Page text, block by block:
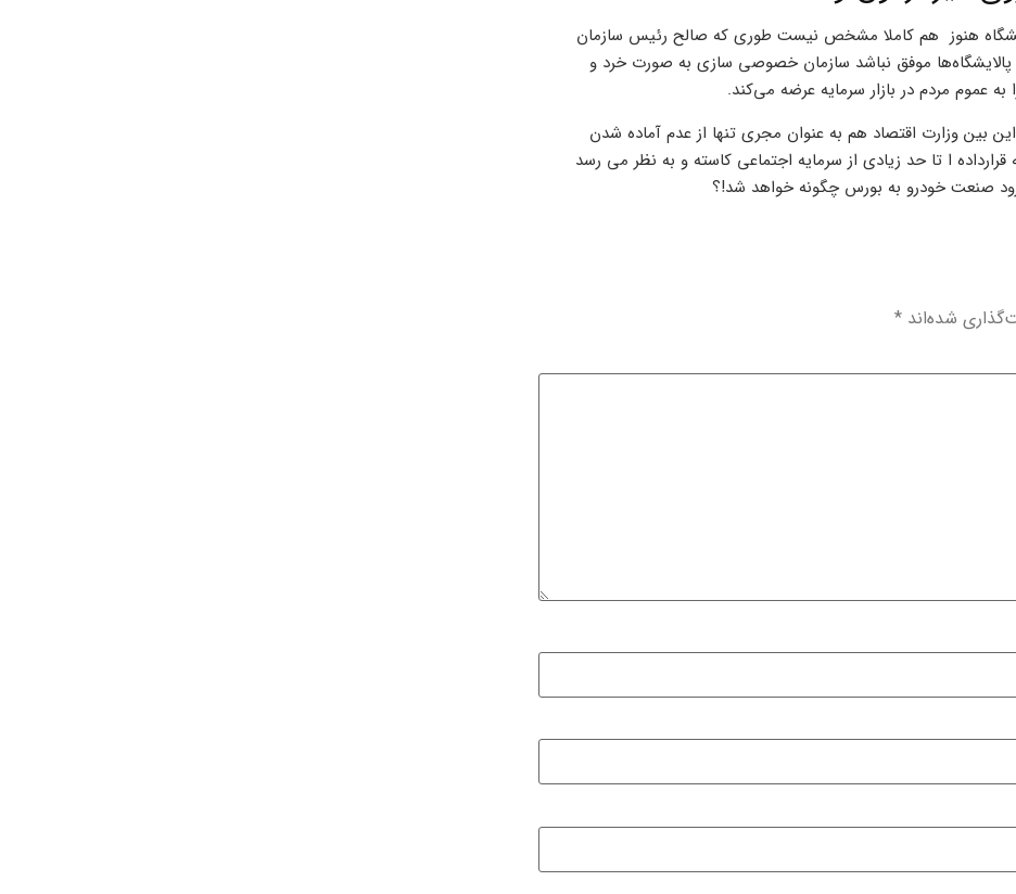
هنوز هم کاملا مشخص نیست طوری که صالح رئیس سازمان
موفق نباشد سازمان خصوصی سازی به صورت خرد و
عموم مردم در بازار سرمایه عرضه می‌کند.
وزارت اقتصاد هم به عنوان مجری تنها از عدم آماده شدن
ا تا حد زیادی از سرمایه اجتماعی کاسته و به نظر می رسد
شده‌اند *